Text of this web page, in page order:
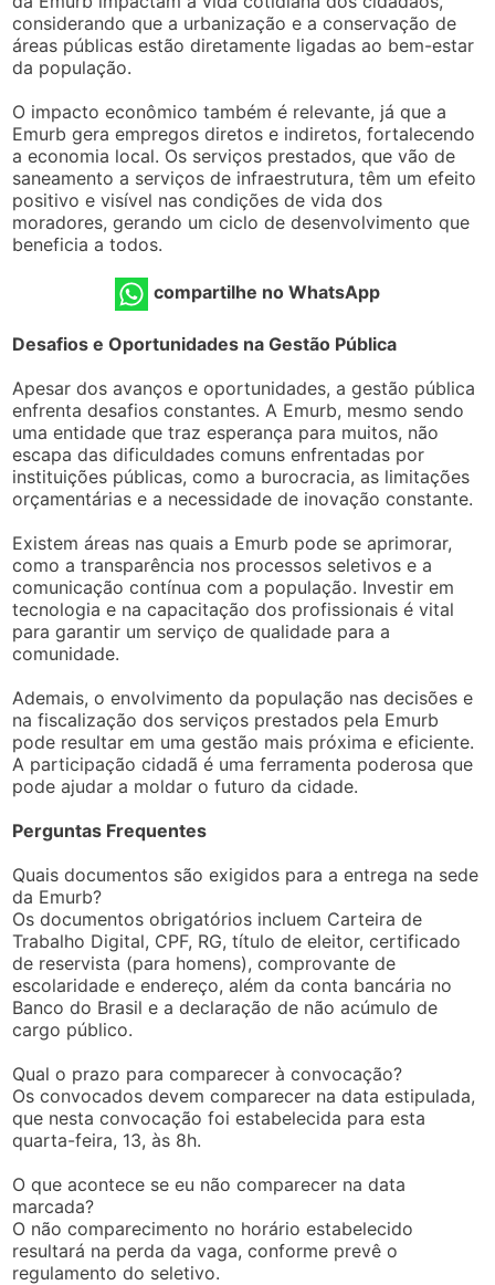
considerando que a urbanização e a conservação de
áreas públicas estão diretamente ligadas ao bem-estar
da população.
O impacto econômico também é relevante, já que a
Emurb gera empregos diretos e indiretos, fortalecendo
a economia local. Os serviços prestados, que vão de
saneamento a serviços de infraestrutura, têm um efeito
positivo e visível nas condições de vida dos
moradores, gerando um ciclo de desenvolvimento que
beneficia a todos.
compartilhe no WhatsApp
Desafios e Oportunidades na Gestão Pública
Apesar dos avanços e oportunidades, a gestão pública
enfrenta desafios constantes. A Emurb, mesmo sendo
uma entidade que traz esperança para muitos, não
escapa das dificuldades comuns enfrentadas por
instituições públicas, como a burocracia, as limitações
orçamentárias e a necessidade de inovação constante.
Existem áreas nas quais a Emurb pode se aprimorar,
como a transparência nos processos seletivos e a
comunicação contínua com a população. Investir em
tecnologia e na capacitação dos profissionais é vital
para garantir um serviço de qualidade para a
comunidade.
Ademais, o envolvimento da população nas decisões e
na fiscalização dos serviços prestados pela Emurb
pode resultar em uma gestão mais próxima e eficiente.
A participação cidadã é uma ferramenta poderosa que
pode ajudar a moldar o futuro da cidade.
Perguntas Frequentes
Quais documentos são exigidos para a entrega na sede
da Emurb?
Os documentos obrigatórios incluem Carteira de
Trabalho Digital, CPF, RG, título de eleitor, certificado
de reservista (para homens), comprovante de
escolaridade e endereço, além da conta bancária no
Banco do Brasil e a declaração de não acúmulo de
cargo público.
Qual o prazo para comparecer à convocação?
Os convocados devem comparecer na data estipulada,
que nesta convocação foi estabelecida para esta
quarta-feira, 13, às 8h.
O que acontece se eu não comparecer na data
marcada?
O não comparecimento no horário estabelecido
resultará na perda da vaga, conforme prevê o
regulamento do seletivo.